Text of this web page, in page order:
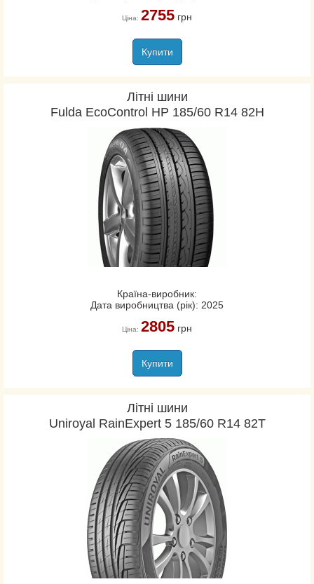
Ціна: 2755грн
Купити
Літні шини
Fulda EcoControl HP 185/60 R14 82H
Країна-виробник:
Дата виробництва (рік): 2025
Ціна: 2805грн
Купити
Літні шини
Uniroyal RainExpert 5 185/60 R14 82T